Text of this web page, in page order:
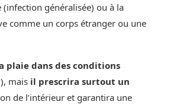
généralisée) ou à la
comme un corps étranger ou une
dans des conditions
mais il prescrira surtout un
de l’intérieur et garantira une